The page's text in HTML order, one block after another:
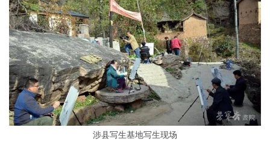
涉县写生基地写生现场